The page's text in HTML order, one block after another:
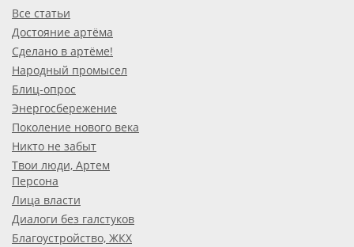
Все статьи
Достояние артёма
Сделано в артёме!
Народный промысел
Блиц-опрос
Энергосбережение
Поколение нового века
Никто не забыт
Твои люди, Артем
Персона
Лица власти
Диалоги без галстуков
Благоустройство, ЖКХ